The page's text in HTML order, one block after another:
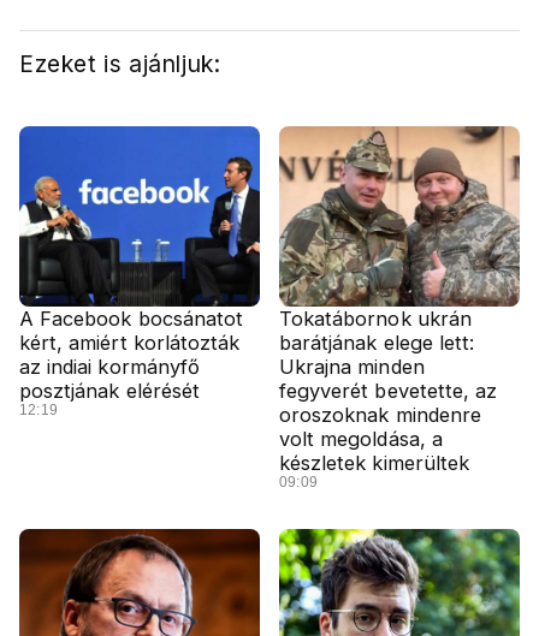
Ezeket is ajánljuk:
A Facebook bocsánatot
kért, amiért korlátozták
az indiai kormányfő
posztjának elérését
12:19
Tokatábornok ukrán
barátjának elege lett:
Ukrajna minden
fegyverét bevetette, az
oroszoknak mindenre
volt megoldása, a
készletek kimerültek
09:09